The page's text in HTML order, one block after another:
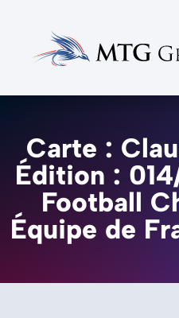
Carte :
Édition :
Football
Équipe de